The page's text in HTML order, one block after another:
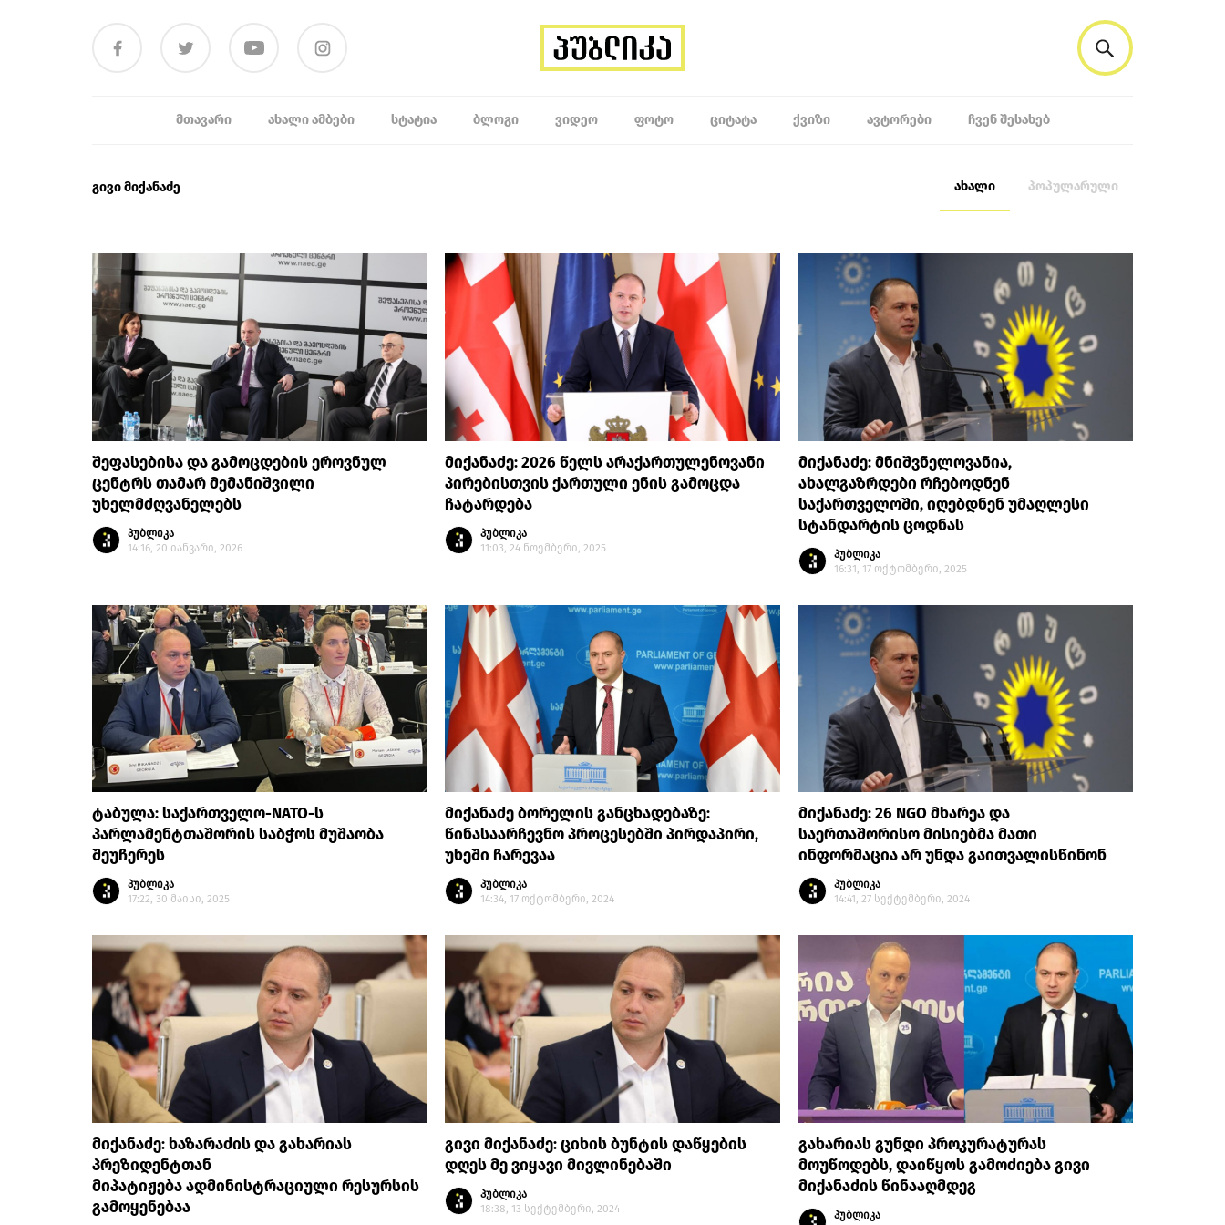
ᲛᲗᲐᲕᲐᲠᲘ ᲐᲮᲐᲚᲘ ᲐᲛᲑᲔᲑᲘ ᲡᲢᲐᲢᲘᲐ ᲑᲚᲝᲒᲘ ᲕᲘᲓᲔᲝ ᲤᲝᲢᲝ ᲪᲘᲢᲐᲢᲐ ᲥᲕᲘᲖᲘ ᲐᲕᲢᲝᲠᲔᲑᲘ ᲩᲕᲔᲜ ᲨᲔᲡᲐᲮᲔᲑ
გივი მიქანაძე ახალი პოპულარული
შეფასებისა და გამოცდების ეროვნულ
ცენტრს თამარ მემანიშვილი
უხელმძღვანელებს
პუბლიკა
14:16, 20 იანვარი, 2026
მიქანაძე: 2026 წელს არაქართულენოვანი
პირებისთვის ქართული ენის გამოცდა
ჩატარდება
პუბლიკა
11:03, 24 ნოემბერი, 2025
მიქანაძე: მნიშვნელოვანია,
ახალგაზრდები რჩებოდნენ
საქართველოში, იღებდნენ უმაღლესი
სტანდარტის ცოდნას
პუბლიკა
16:31, 17 ოქტომბერი, 2025
ტაბულა: საქართველო-NATO-ს
პარლამენტთაშორის საბჭოს მუშაობა
შეუჩერეს
პუბლიკა
17:22, 30 მაისი, 2025
მიქანაძე ბორელის განცხადებაზე:
წინასაარჩევნო პროცესებში პირდაპირი,
უხეში ჩარევაა
პუბლიკა
14:34, 17 ოქტომბერი, 2024
მიქანაძე: 26 NGO მხარეა და
საერთაშორისო მისიებმა მათი
ინფორმაცია არ უნდა გაითვალისწინონ
პუბლიკა
14:41, 27 სექტემბერი, 2024
მიქანაძე: ხაზარაძის და გახარიას
პრეზიდენტთან
მიპატიჟება ადმინისტრაციული რესურსის
გამოყენებაა
გივი მიქანაძე: ციხის ბუნტის დაწყების
დღეს მე ვიყავი მივლინებაში
პუბლიკა
18:38, 13 სექტემბერი, 2024
გახარიას გუნდი პროკურატურას
მოუწოდებს, დაიწყოს გამოძიება გივი
მიქანაძის წინააღმდეგ
პუბლიკა